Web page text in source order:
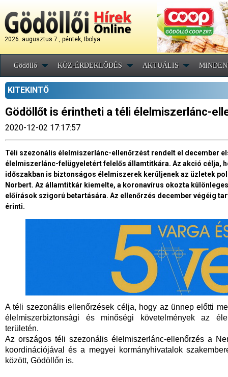
2026. augusztus 7., péntek, Ibolya
Gödöllő KÖZ-ÉRDEKLŐDÉS AKTUÁLIS
KITEKINTŐ
Gödöllőt is érintheti a téli élelmiszerlánc-
2020-12-02 17:17:57
Téli szezonális élelmiszerlánc-ellenőrzést rendelt el december
élelmiszerlánc-felügyeletért felelős államtitkára. Az akció célja,
időszakban is biztonságos élelmiszerek kerüljenek az üzletek
Norbert. Az államtitkár kiemelte, a koronavírus okozta
előírások szigorú betartására. Az ellenőrzés december végéig
érinti.
A téli szezonális ellenőrzések célja, hogy az ünnep előtti
élelmiszerbiztonsági és minőségi követelmények az
területén.
Az országos téli szezonális élelmiszerlánc-ellenőrzés a
koordinációjával és a megyei kormányhivatalok
között, Gödöllőn is.